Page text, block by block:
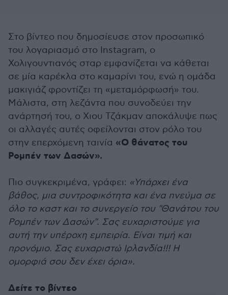
Στο βίντεο που δημοσίευσε στον προσωπικό
του λογαριασμό στο Instagram, o
Χολιγουντιανός σταρ εμφανίζεται να κάθεται
σε μία καρέκλα στο καμαρίνι του, ενώ η ομάδα
μακιγιάζ φροντίζει τη «μεταμόρφωσή» του.
Μάλιστα, στη λεζάντα που συνοδεύει την
ανάρτησή του, ο Χιου Τζάκμαν αποκάλυψε πως
οι αλλαγές αυτές οφείλονται στον ρόλο του
στην επερχόμενη ταινία «Ο θάνατος του
Ρομπέν των Δασών».
Πιο συγκεκριμένα, γράφει: «Υπάρχει ένα
βάθος, μια συντροφικότητα και ένα πνεύμα σε
όλο το καστ και το συνεργείο του "Θανάτου του
Ρομπέν των Δασών". Σας ευχαριστούμε για
αυτή την υπέροχη εμπειρία. Είναι τιμή και
προνόμιο. Σας ευχαριστώ Ιρλανδία!!! Η
ομορφιά σου δεν έχει όρια».
Δείτε το βίντεο